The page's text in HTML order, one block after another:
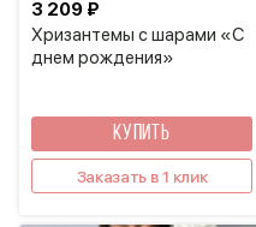
Хризантемы с шарами «С
днем рождения»
3 209 ₽
КУПИТЬ
Заказать в 1 клик